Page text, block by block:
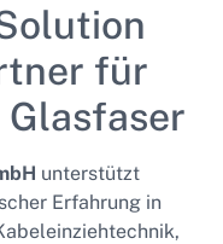
für
unterstützt
Erfahrung in